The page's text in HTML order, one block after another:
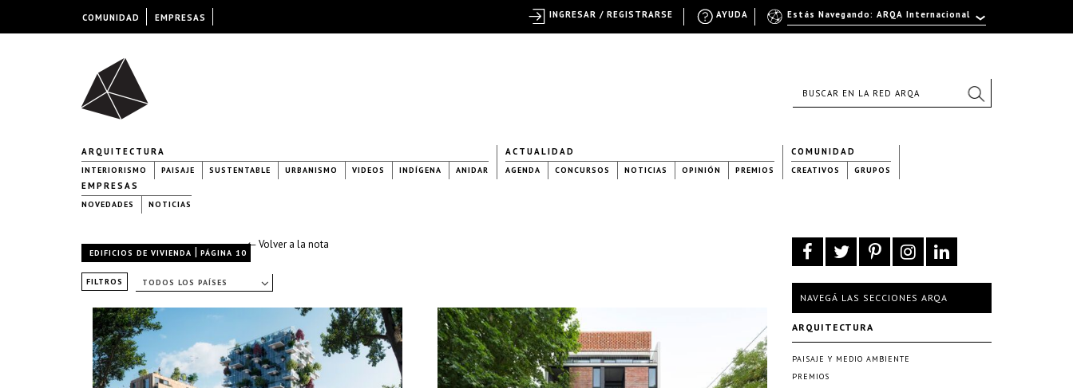
ARQUITECTURA
INTERIORISMO PAISAJE SUSTENTABLE URBANISMO VIDEOS INDÍGENA ANIDAR
ACTUALIDAD
AGENDA CONCURSOS NOTICIAS OPINIÓN PREMIOS
COMUNIDAD
CREATIVOS GRUPOS
EMPRESAS
NOVEDADES NOTICIAS
← Volver a la nota
EDIFICIOS DE VIVIENDA | PÁGINA 10
FILTROS TODOS LOS PAÍSES
NAVEGÁ LAS SECCIONES ARQA
ARQUITECTURA
PAISAJE Y MEDIO AMBIENTE
PREMIOS
COMUNIDAD EMPRESAS Estás Navegando: ARQA Internacional
AYUDA
INGRESAR / REGISTRARSE